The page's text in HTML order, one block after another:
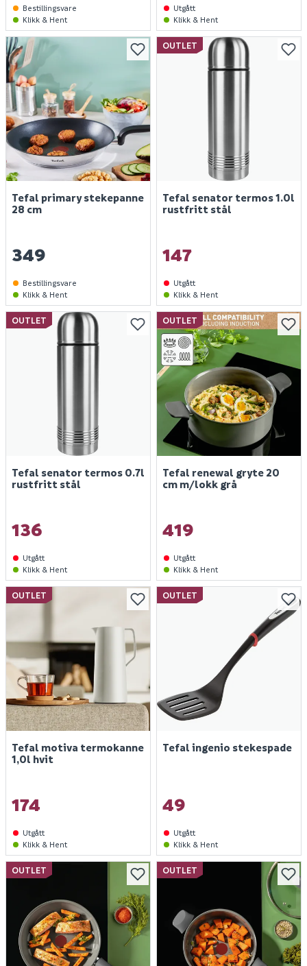
Bestillingsvare
Klikk & Hent
Utgått
Klikk & Hent
Tefal primary stekepanne
28 cm
349
Bestillingsvare
Klikk & Hent
OUTLET
Tefal senator termos 1.0l
rustfritt stål
147
Utgått
Klikk & Hent
OUTLET
Tefal senator termos 0.7l
rustfritt stål
136
Utgått
Klikk & Hent
OUTLET
Tefal renewal gryte 20
cm m/lokk grå
419
Utgått
Klikk & Hent
OUTLET
Tefal motiva termokanne
1,0l hvit
174
Utgått
Klikk & Hent
OUTLET
Tefal ingenio stekespade
49
Utgått
Klikk & Hent
OUTLET OUTLET